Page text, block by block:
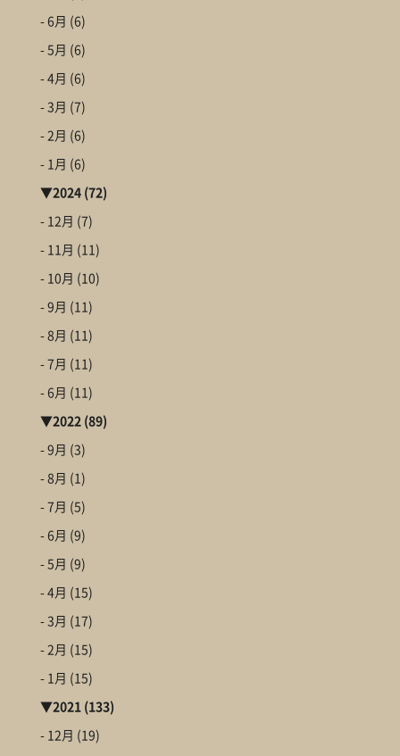
- 6月 (6)
- 5月 (6)
- 4月 (6)
- 3月 (7)
- 2月 (6)
- 1月 (6)
▼2024(72)
- 12月 (7)
- 11月 (11)
- 10月 (10)
- 9月 (11)
- 8月 (11)
- 7月 (11)
- 6月 (11)
▼2022 (89)
- 9月 (3)
- 8月 (1)
- 7月 (5)
- 6月 (9)
- 5月 (9)
- 4月 (15)
- 3月 (17)
- 2月 (15)
- 1月 (15)
▼2021 (133)
- 12月 (19)